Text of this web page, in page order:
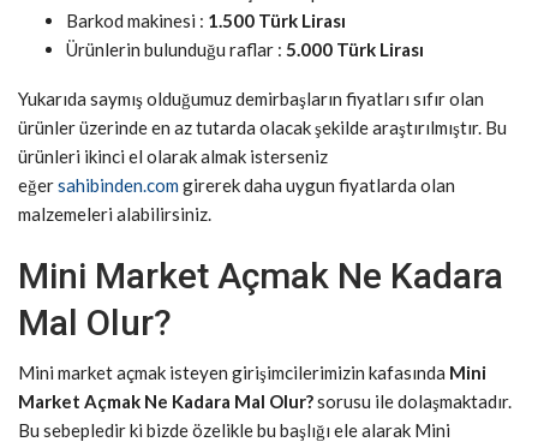
Barkod makinesi : 1.500 Türk Lirası
Ürünlerin bulunduğu raflar : 5.000 Türk Lirası
Yukarıda saymış olduğumuz demirbaşların fiyatları sıfır olan
ürünler üzerinde en az tutarda olacak şekilde araştırılmıştır. Bu
ürünleri ikinci el olarak almak isterseniz
eğersahibinden.comgirerek daha uygun fiyatlarda olan
malzemeleri alabilirsiniz.
Mini Market Açmak Ne Kadara
Mal Olur?
Mini market açmak isteyen girişimcilerimizin kafasında Mini
Market Açmak Ne Kadara Mal Olur?sorusu ile dolaşmaktadır.
Bu sebepledir ki bizde özelikle bu başlığı ele alarak Mini